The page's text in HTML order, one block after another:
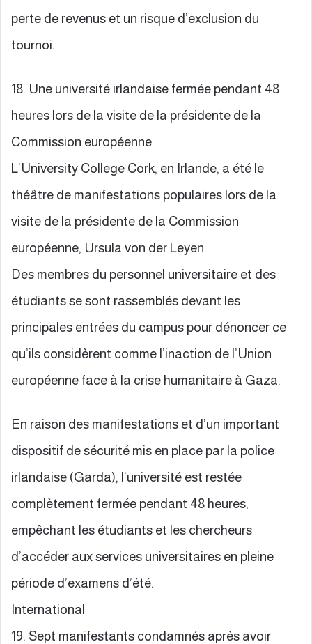
perte de revenus et un risque d’exclusion du
tournoi.
18. Une université irlandaise fermée pendant 48
heures lors de la visite de la présidente de la
Commission européenne
L’University College Cork, en Irlande, a été le
théâtre de manifestations populaires lors de la
visite de la présidente de la Commission
européenne, Ursula von der Leyen.
Des membres du personnel universitaire et des
étudiants se sont rassemblés devant les
principales entrées du campus pour dénoncer ce
qu’ils considèrent comme l’inaction de l’Union
européenne face à la crise humanitaire à Gaza.
En raison des manifestations et d’un important
dispositif de sécurité mis en place par la police
irlandaise (Garda), l’université est restée
complètement fermée pendant 48 heures,
empêchant les étudiants et les chercheurs
d’accéder aux services universitaires en pleine
période d’examens d’été.
International
19. Sept manifestants condamnés après avoir